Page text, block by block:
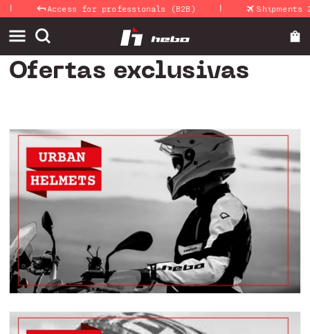
Skip to
content
Access for professionals (B2B) Shipments 24-
Ofertas exclusivas